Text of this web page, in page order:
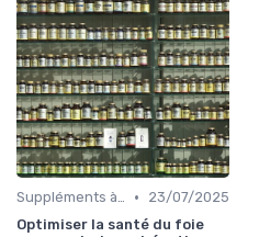
Suppléments à base de plantes •
23/07/2025
Optimiser la santé du foie